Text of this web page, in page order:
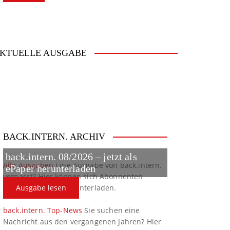
AUSGABE
back.intern. 08/2026 – jetzt als
ePaper herunterladen
Ausgabe lesen
BACK.INTERN. ARCHIV
Alle AusgabenEine Ausgabe von back.intern.
verpasst? Hier können sich Abonnenten
ältere Ausgaben herunterladen.
back.intern. Top-News Sie suchen eine
Nachricht aus den vergangenen Jahren? Hier